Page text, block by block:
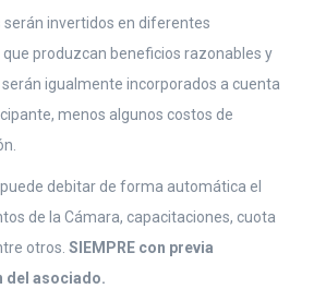
serán invertidos en diferentes
produzcan beneficios razonables y
igualmente incorporados a cuenta
menos algunos costos de
debitar de forma automática el
de la Cámara, capacitaciones, cuota
otros. SIEMPRE con previa
del asociado.